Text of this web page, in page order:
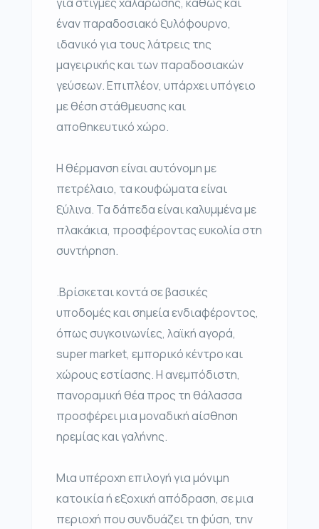
έναν παραδοσιακό ξυλόφουρνο,
ιδανικό για τους λάτρεις της
μαγειρικής και των παραδοσιακών
γεύσεων. Επιπλέον, υπάρχει υπόγειο
με θέση στάθμευσης και
αποθηκευτικό χώρο.
Η θέρμανση είναι αυτόνομη με
πετρέλαιο, τα κουφώματα είναι
ξύλινα. Τα δάπεδα είναι καλυμμένα με
πλακάκια, προσφέροντας ευκολία στη
συντήρηση.
.Βρίσκεται κοντά σε βασικές
υποδομές και σημεία ενδιαφέροντος,
όπως συγκοινωνίες, λαϊκή αγορά,
super market, εμπορικό κέντρο και
χώρους εστίασης. Η ανεμπόδιστη,
πανοραμική θέα προς τη θάλασσα
προσφέρει μια μοναδική αίσθηση
ηρεμίας και γαλήνης.
Μια υπέροχη επιλογή για μόνιμη
κατοικία ή εξοχική απόδραση, σε μια
περιοχή που συνδυάζει τη φύση, την